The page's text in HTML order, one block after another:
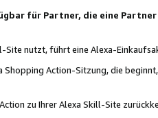
für Partner, die eine
nutzt, führt eine Alexa-
Action-Sitzung, die
zu Ihrer Alexa Skill-Site